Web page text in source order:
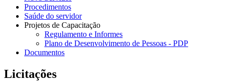
Procedimentos
Saúde do servidor
Projetos de Capacitação
Regulamento e Informes
Plano de Desenvolvimento de Pessoas - PDP
Documentos
Licitações